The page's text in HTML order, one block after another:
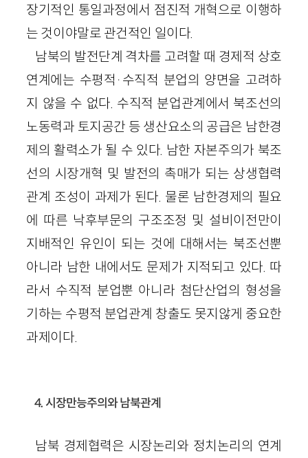
장기적인 통일과정에서 점진적 개혁으로 이행하
는 것이야말로 관건적인 일이다.
남북의 발전단계 격차를 고려할 때 경제적 상호
연계에는 수평적·수직적 분업의 양면을 고려하
지 않을 수 없다. 수직적 분업관계에서 북조선의
노동력과 토지공간 등 생산요소의 공급은 남한경
제의 활력소가 될 수 있다. 남한 자본주의가 북조
선의 시장개혁 및 발전의 촉매가 되는 상생협력
관계 조성이 과제가 된다. 물론 남한경제의 필요
에 따른 낙후부문의 구조조정 및 설비이전만이
지배적인 유인이 되는 것에 대해서는 북조선뿐
아니라 남한 내에서도 문제가 지적되고 있다. 따
라서 수직적 분업뿐 아니라 첨단산업의 형성을
기하는 수평적 분업관계 창출도 못지않게 중요한
과제이다.
4. 시장만능주의와 남북관계
남북 경제협력은 시장논리와 정치논리의 연계